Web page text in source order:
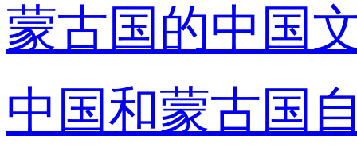
蒙古国的中国
中国和蒙古国